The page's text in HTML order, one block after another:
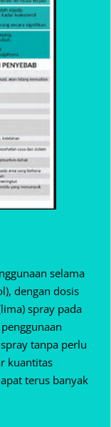
selama
dengan dosis
spray pada
tanpa perlu
kuantitas
terus banyak